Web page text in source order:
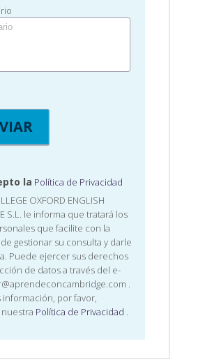
la Política de Privacidad
OXFORD ENGLISH
S.L. le informa que tratará los
que facilite con la
gestionar su consulta y darle
Puede ejercer sus derechos
de datos a través del e-
.
información, por favor,
Política de Privacidad .